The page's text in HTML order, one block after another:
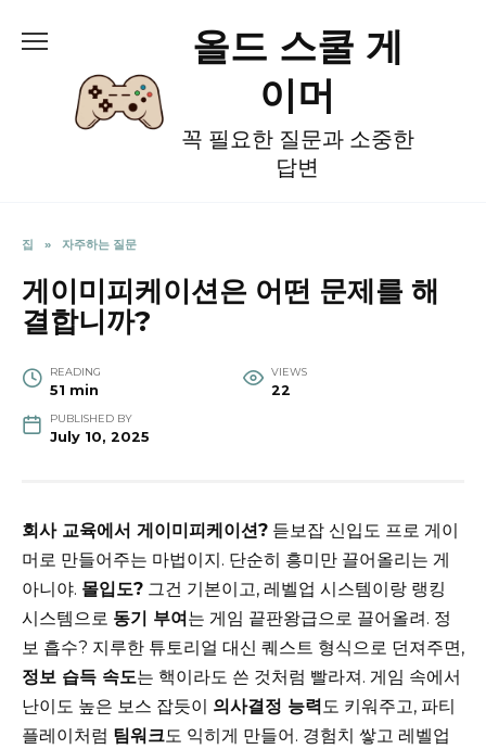
올드 스쿨 게
이머
꼭 필요한 질문과 소중한
답변
집 » 자주하는 질문
게이미피케이션은 어떤 문제를 해
결합니까?
READING
51 min
VIEWS
22
PUBLISHED BY
July 10, 2025
회사 교육에서 게이미피케이션? 듣보잡 신입도 프로 게이
머로 만들어주는 마법이지. 단순히 흥미만 끌어올리는 게
아니야. 몰입도? 그건 기본이고, 레벨업 시스템이랑 랭킹
시스템으로 동기 부여는 게임 끝판왕급으로 끌어올려. 정
보 흡수? 지루한 튜토리얼 대신 퀘스트 형식으로 던져주면,
정보 습득 속도는 핵이라도 쓴 것처럼 빨라져. 게임 속에서
난이도 높은 보스 잡듯이 의사결정 능력 도 키워주고, 파티
플레이처럼 팀워크도 익히게 만들어. 경험치 쌓고 레벨업